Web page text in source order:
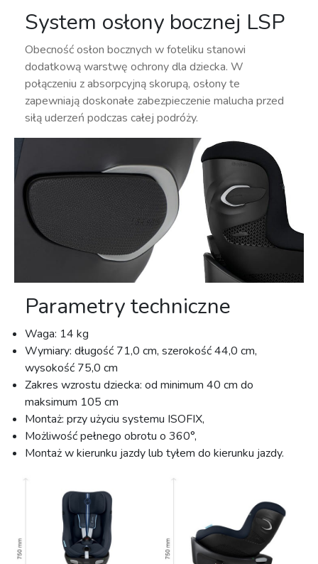
System osłony bocznej LSP
Obecność osłon bocznych w foteliku stanowi
dodatkową warstwę ochrony dla dziecka. W
połączeniu z absorpcyjną skorupą, osłony te
zapewniają doskonałe zabezpieczenie malucha przed
siłą uderzeń podczas całej podróży.
Parametry techniczne
Waga: 14 kg
Wymiary: długość 71,0 cm, szerokość 44,0 cm,
wysokość 75,0 cm
Zakres wzrostu dziecka: od minimum 40 cm do
maksimum 105 cm
Montaż: przy użyciu systemu ISOFIX,
Możliwość pełnego obrotu o 360°,
Montaż w kierunku jazdy lub tyłem do kierunku jazdy.